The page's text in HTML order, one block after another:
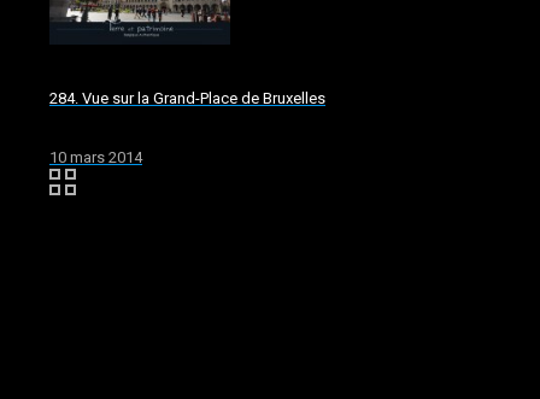
284. Vue sur la Grand-Place de Bruxelles
10 mars 2014